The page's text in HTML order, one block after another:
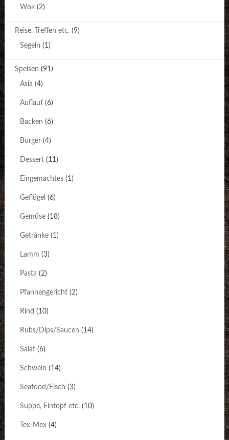
Wok(2)
Reise, Treffen etc.(9)
Segeln (1)
Speisen (91)
Asia (4)
Auflauf(6)
Backen (6)
Burger(4)
Dessert(11)
Eingemachtes(1)
Geflügel (6)
Gemüse(18)
Getränke(1)
Lamm (3)
Pasta (2)
Pfannengericht(2)
Rind (10)
Rubs/Dips/Saucen (14)
Salat(6)
Schwein (14)
Seafood/Fisch (3)
Suppe, Eintopf etc.(10)
Tex-Mex(4)